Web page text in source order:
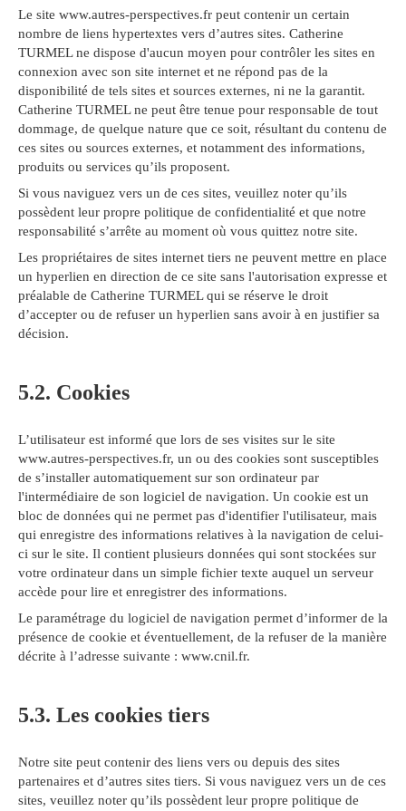
Le site www.autres-perspectives.fr peut contenir un certain
nombre de liens hypertextes vers d’autres sites. Catherine
TURMEL ne dispose d'aucun moyen pour contrôler les sites en
connexion avec son site internet et ne répond pas de la
disponibilité de tels sites et sources externes, ni ne la garantit.
Catherine TURMEL ne peut être tenue pour responsable de tout
dommage, de quelque nature que ce soit, résultant du contenu de
ces sites ou sources externes, et notamment des informations,
produits ou services qu’ils proposent.
Si vous naviguez vers un de ces sites, veuillez noter qu’ils
possèdent leur propre politique de confidentialité et que notre
responsabilité s’arrête au moment où vous quittez notre site.
Les propriétaires de sites internet tiers ne peuvent mettre en place
un hyperlien en direction de ce site sans l'autorisation expresse et
préalable de Catherine TURMEL qui se réserve le droit
d’accepter ou de refuser un hyperlien sans avoir à en justifier sa
décision.
5.2. Cookies
L’utilisateur est informé que lors de ses visites sur le site
www.autres-perspectives.fr, un ou des cookies sont susceptibles
de s’installer automatiquement sur son ordinateur par
l'intermédiaire de son logiciel de navigation. Un cookie est un
bloc de données qui ne permet pas d'identifier l'utilisateur, mais
qui enregistre des informations relatives à la navigation de celui-
ci sur le site. Il contient plusieurs données qui sont stockées sur
votre ordinateur dans un simple fichier texte auquel un serveur
accède pour lire et enregistrer des informations.
Le paramétrage du logiciel de navigation permet d’informer de la
présence de cookie et éventuellement, de la refuser de la manière
décrite à l’adresse suivante : www.cnil.fr.
5.3. Les cookies tiers
Notre site peut contenir des liens vers ou depuis des sites
partenaires et d’autres sites tiers. Si vous naviguez vers un de ces
sites, veuillez noter qu’ils possèdent leur propre politique de